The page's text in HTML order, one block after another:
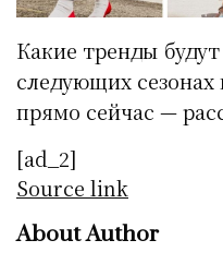
Какие тренды
следующих сезонах
прямо сейчас —
[ad_2]
Source link
About Author